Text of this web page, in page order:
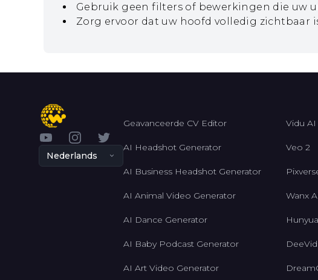
Gebruik geen filters of bewerkingen die uw
Zorg ervoor dat uw hoofd volledig zichtbaar
YouTubeInstagram
Twitter
Nederlands
Geavanceerde CV Editor
AI Headshot Generator
AI Business Headshot Generator
AI Animal Video Generator
AI Dance Generator
AI Baby Podcast Generator
AI Art Video Generator
Vidu AI
Veo 2
Wanx